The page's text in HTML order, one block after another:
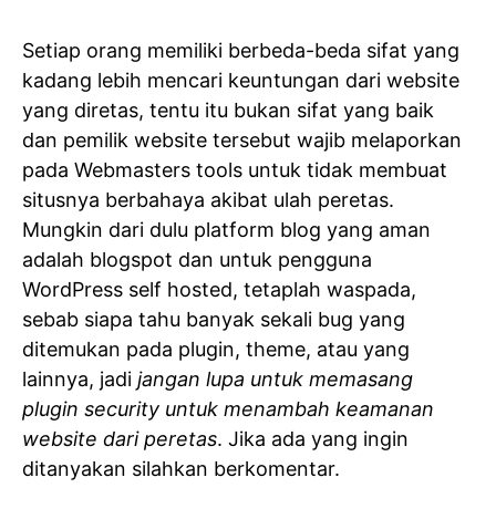
Setiap orang memiliki berbeda-beda sifat yang
kadang lebih mencari keuntungan dari website
yang diretas, tentu itu bukan sifat yang baik
dan pemilik website tersebut wajib melaporkan
pada Webmasters tools untuk tidak membuat
situsnya berbahaya akibat ulah peretas.
Mungkin dari dulu platform blog yang aman
adalah blogspot dan untuk pengguna
WordPress self hosted, tetaplah waspada,
sebab siapa tahu banyak sekali bug yang
ditemukan pada plugin, theme, atau yang
lainnya, jadi jangan lupa untuk memasang
plugin security untuk menambah keamanan
website dari peretas. Jika ada yang ingin
ditanyakan silahkan berkomentar.